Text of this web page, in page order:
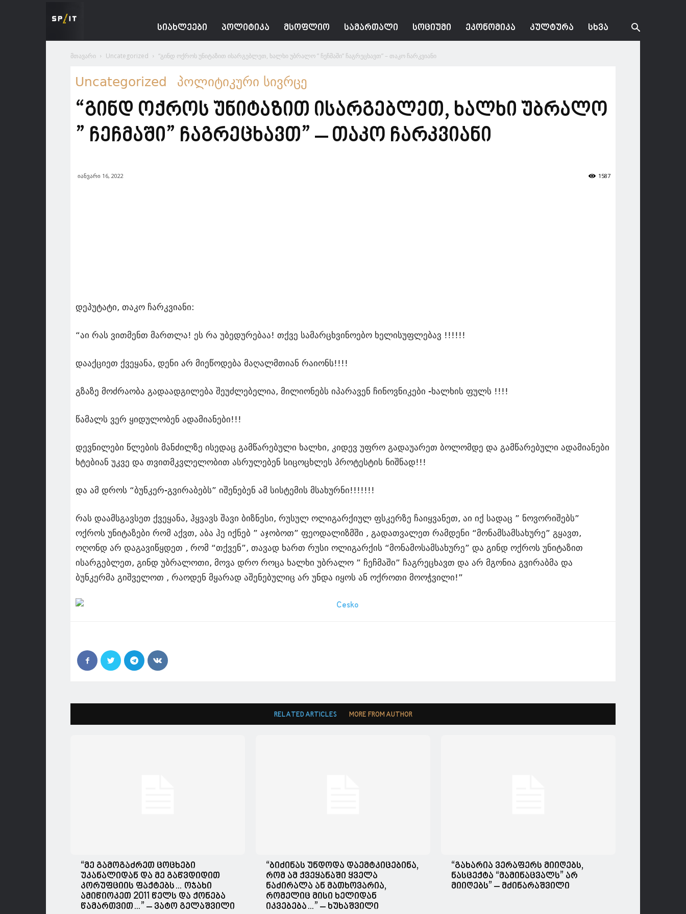
ᲡᲘᲐᲮᲚᲔᲔᲑᲘ ᲞᲝᲚᲘᲢᲘᲙᲐ ᲛᲡᲝᲤᲚᲘᲝ ᲡᲐᲛᲐᲠᲗᲐᲚᲘ ᲡᲝᲪᲘᲣᲛᲘ ᲔᲙᲝᲜᲝᲛᲘᲙᲐ ᲙᲣᲚᲢᲣᲠᲐ ᲡᲮᲕᲐ
მთავარი Uncategorized “გინდ ოქროს უნიტაზით ისარგებლეთ, ხალხი უბრალო ” ჩეჩმაში” ჩაგრეცხავთ” – თაკო ჩარკვიანი
Uncategorized პოლიტიკური სივრცე
“გინდ ოქროს უნიტაზით ისარგებლეთ, ხალხი უბრალო
” ჩეჩმაში” ჩაგრეცხავთ” – თაკო ჩარკვიანი
იანვარი 16, 2022 1587
დეპუტატი, თაკო ჩარკვიანი:
“აი რას ვითმენთ მართლა! ეს რა უბედურებაა! თქვე სამარცხვინოებო ხელისუფლებავ !!!!!!
დააქციეთ ქვეყანა, დენი არ მიეწოდება მაღალმთიან რაიონს!!!!
გზაზე მოძრაობა გადაადგილება შეუძლებელია, მილიონებს იპარავენ ჩინოვნიკები -ხალხის ფულს !!!!
წამალს ვერ ყიდულობენ ადამიანები!!!
დევნილები წლების მანძილზე ისედაც გამწარებული ხალხი, კიდევ უფრო გადაუარეთ ბოლომდე და გამწარებული ადამიანები
ხტებიან უკვე და თვითმკვლელობით ასრულებენ სიცოცხლეს პროტესტის ნიშნად!!!
და ამ დროს “ბუნკერ-გვირაბებს” იშენებენ ამ სისტემის მსახურნი!!!!!!!
რას დაამსგავსეთ ქვეყანა, ჰყვავს შავი ბიზნესი, რუსულ ოლიგარქიულ ფსკერზე ჩაიყვანეთ, აი იქ სადაც ” ნოვორიშებს”
ოქროს უნიტაზები რომ აქვთ, აბა ჰე იქნებ ” აჯობოთ” ფეოდალიზმში , გადათვალეთ რამდენი “მონამსამსახურე” გყავთ,
ოღონდ არ დაგავიწყდეთ , რომ “თქვენ”, თავად ხართ რუსი ოლიგარქის “მონამოსამსახურე” და გინდ ოქროს უნიტაზით
ისარგებლეთ, გინდ უბრალოთი, მოვა დრო როცა ხალხი უბრალო ” ჩეჩმაში” ჩაგრეცხავთ და არ მგონია გვირაბმა და
ბუნკერმა გიშველოთ , რაოდენ მყარად აშენებულიც არ უნდა იყოს ან ოქროთი მოოჭვილი!”
RELATED ARTICLES MORE FROM AUTHOR
“მე გამოგაძრეთ ცოცხები
უკანალიდან და მე გაწვდიდით
კორუფციის ფაქტებს… ოჯახი
ამიწიოკეთ 2011 წელს და ქონება
წამართვით…” – ვატო გელაშვილი
“ბიძინას უნდოდა დაემტკიცებინა,
რომ ამ ქვეყანაში ყველა
ნაძირალა ან მათხოვარია,
რომელიც მისი ხელიდან
იკვებება…” – ხუხაშვილი
“გახარია ვერაფერს მიიღებს,
ნასცექტა “მამინაცვალს” არ
მიიღებს” – მძინარაშვილი